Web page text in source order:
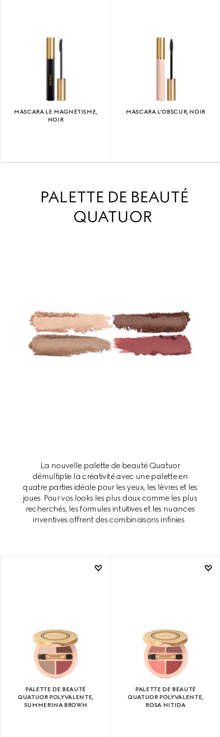
MASCARA LE MAGNÉTISME,
NOIR
MASCARA L’OBSCUR, NOIR
PALETTE DE BEAUTÉ
QUATUOR
La nouvelle palette de beauté Quatuor
démultiplie la créativité avec une palette en
quatre parties idéale pour les yeux, les lèvres et les
joues. Pour vos looks les plus doux comme les plus
recherchés, les formules intuitives et les nuances
inventives offrent des combinaisons infinies.
PALETTE DE BEAUTÉ
QUATUOR POLYVALENTE,
SUMMERINA BROWN
PALETTE DE BEAUTÉ
QUATUOR POLYVALENTE,
ROSA NITIDA